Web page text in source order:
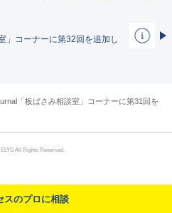
スのプロに相談
」コーナーに第32回を追加し
「板ばさみ相談室」コーナーに第31回を
All Rights Reserved.